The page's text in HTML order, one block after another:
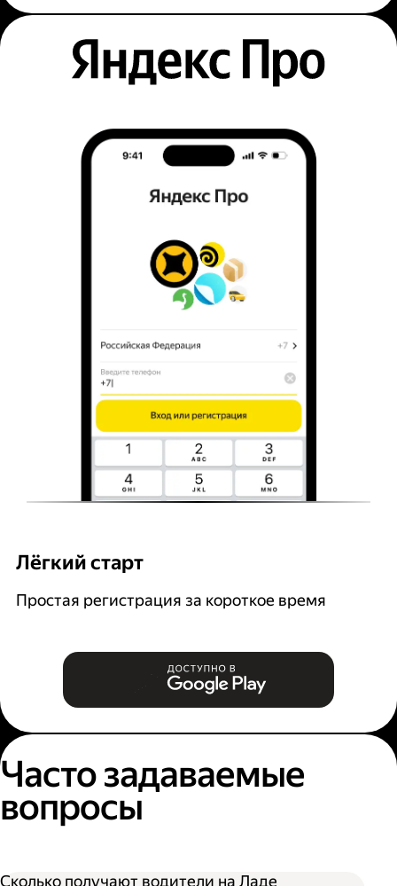
Лёгкий старт
Простая регистрация за короткое время
Часто задаваемые
вопросы
Сколько получают водители на Ладе